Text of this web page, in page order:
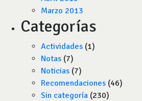
Marzo 2013
Categorías
Actividades (1)
Notas (7)
Noticias (7)
Recomendaciones (46)
Sin categoría (230)